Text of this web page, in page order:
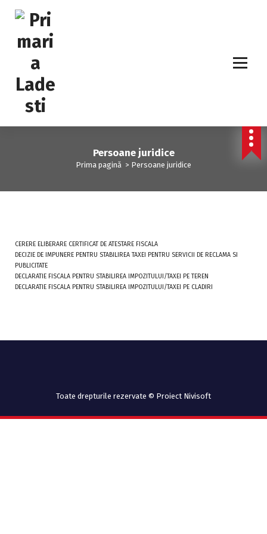
Persoane juridice
Prima pagină > Persoane juridice
CERERE ELIBERARE CERTIFICAT DE ATESTARE FISCALA
DECIZIE DE IMPUNERE PENTRU STABILIREA TAXEI PENTRU SERVICII DE RECLAMA SI
PUBLICITATE
DECLARATIE FISCALA PENTRU STABILIREA IMPOZITULUI/TAXEI PE TEREN
DECLARATIE FISCALA PENTRU STABILIREA IMPOZITULUI/TAXEI PE CLADIRI
Toate drepturile rezervate © Proiect Nivisoft